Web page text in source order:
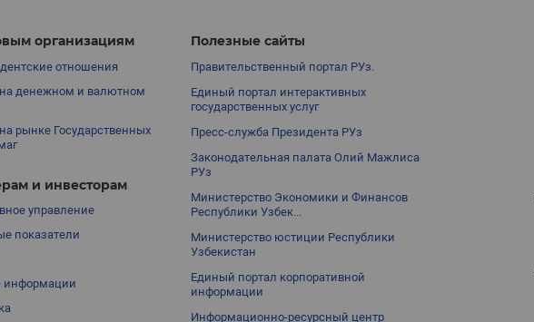
организациям
отношения
денежном и валютном
рынке Государственных
и инвесторам
управление
показатели
информации
Полезные сайты
Правительственный портал РУз.
Единый портал интерактивных
государственных услуг
Пресс-служба Президента РУз
Законодательная палата Олий Мажлиса
РУз
Министерство Экономики и Финансов
Республики Узбек...
Министерство юстиции Республики
Узбекистан
Единый портал корпоративной
информации
Информационно-ресурсный центр